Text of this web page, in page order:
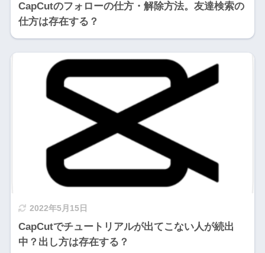
CapCutのフォローの仕方・解除方法。友達検索の
仕方は存在する？
2022年5月15日
CapCutでチュートリアルが出てこない人が続出
中？出し方は存在する？